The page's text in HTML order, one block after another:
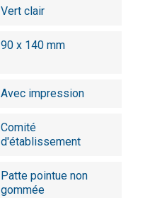
Vert clair
90 x 140 mm
Avec impression
Comité
d'établissement
Patte pointue non
gommée